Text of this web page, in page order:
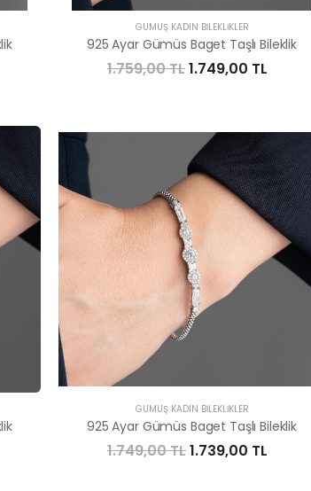
GÜMÜŞ KADIN BILEKLIKLER
925 Ayar Gümüs Baget Taşlı Bileklik
1.759,00 TL1.749,00 TL
GÜMÜŞ KADIN BILEKLIKLER
925 Ayar Gümüs Baget Taşlı Bileklik
1.749,00 TL1.739,00 TL